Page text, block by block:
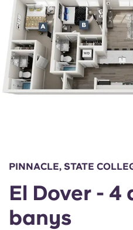
Més Chinese
Català
Italian
PINNACLE, STATE
El Dover -
banys